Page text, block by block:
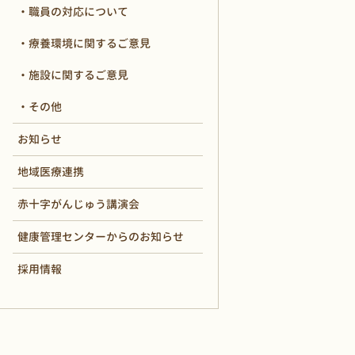
職員の対応について
療養環境に関するご意見
施設に関するご意見
その他
お知らせ
地域医療連携
赤十字がんじゅう講演会
健康管理センターからのお知らせ
採用情報